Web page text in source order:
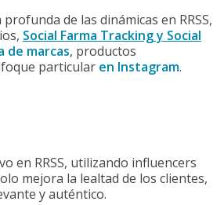
de las dinámicas en RRSS,
Social Farma Tracking y Social
de marcas, productos
particular en Instagram.
en RRSS, utilizando influencers
mejora la lealtad de los clientes,
y auténtico.